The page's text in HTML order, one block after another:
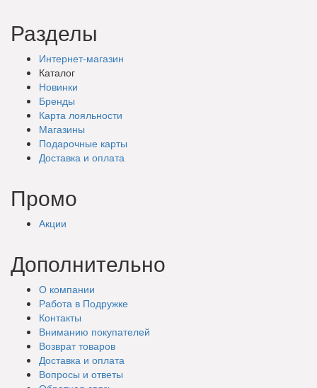
Разделы
Интернет-магазин
Каталог
Новинки
Бренды
Карта лояльности
Магазины
Подарочные карты
Доставка и оплата
Промо
Акции
Дополнительно
О компании
Работа в Подружке
Контакты
Вниманию покупателей
Возврат товаров
Доставка и оплата
Вопросы и ответы